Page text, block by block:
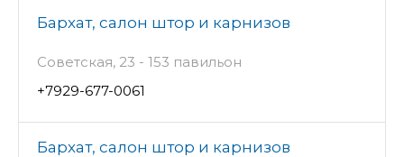
Бархат, салон штор и карнизов
Советская, 23 - 153 павильон
+7929-677-0061
Бархат, салон штор и карнизов